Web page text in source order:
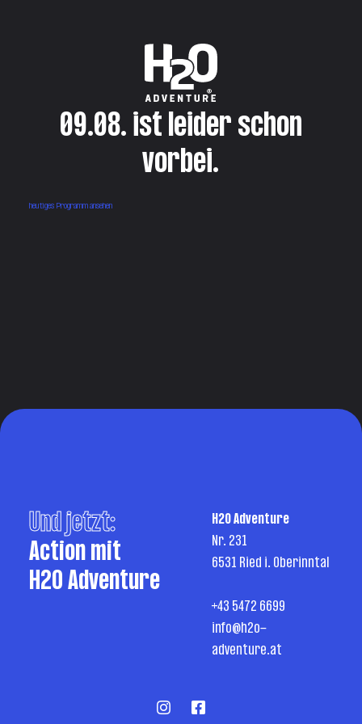
09.08. ist leider schon
vorbei.
heutiges Programm ansehen
Und jetzt:
Action mit
H2O Adventure
H2O Adventure
Nr. 231
6531 Ried i. Oberinntal
+43 5472 6699
info@h2o-
adventure.at